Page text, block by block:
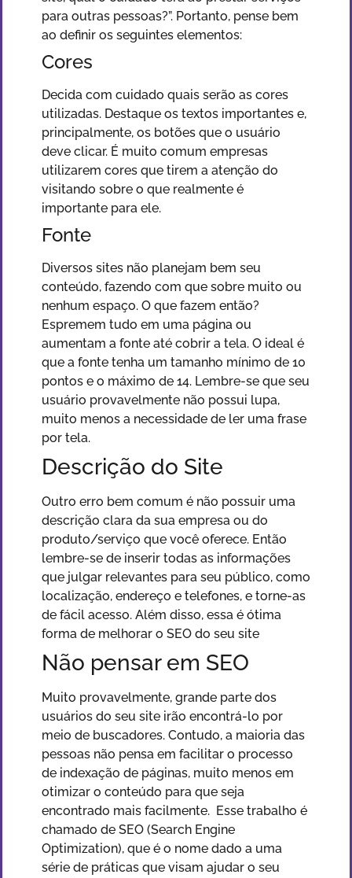
para outras pessoas?”. Portanto, pense bem
ao definir os seguintes elementos:
Cores
Decida com cuidado quais serão as cores
utilizadas. Destaque os textos importantes e,
principalmente, os botões que o usuário
deve clicar. É muito comum empresas
utilizarem cores que tirem a atenção do
visitando sobre o que realmente é
importante para ele.
Fonte
Diversos sites não planejam bem seu
conteúdo, fazendo com que sobre muito ou
nenhum espaço. O que fazem então?
Espremem tudo em uma página ou
aumentam a fonte até cobrir a tela. O ideal é
que a fonte tenha um tamanho mínimo de 10
pontos e o máximo de 14. Lembre-se que seu
usuário provavelmente não possui lupa,
muito menos a necessidade de ler uma frase
por tela.
Descrição do Site
Outro erro bem comum é não possuir uma
descrição clara da sua empresa ou do
produto/serviço que você oferece. Então
lembre-se de inserir todas as informações
que julgar relevantes para seu público, como
localização, endereço e telefones, e torne-as
de fácil acesso. Além disso, essa é ótima
forma de melhorar o SEO do seu site
Não pensar em SEO
Muito provavelmente, grande parte dos
usuários do seu site irão encontrá-lo por
meio de buscadores. Contudo, a maioria das
pessoas não pensa em facilitar o processo
de indexação de páginas, muito menos em
otimizar o conteúdo para que seja
encontrado mais facilmente. Esse trabalho é
chamado de SEO (Search Engine
Optimization), que é o nome dado a uma
série de práticas que visam ajudar o seu